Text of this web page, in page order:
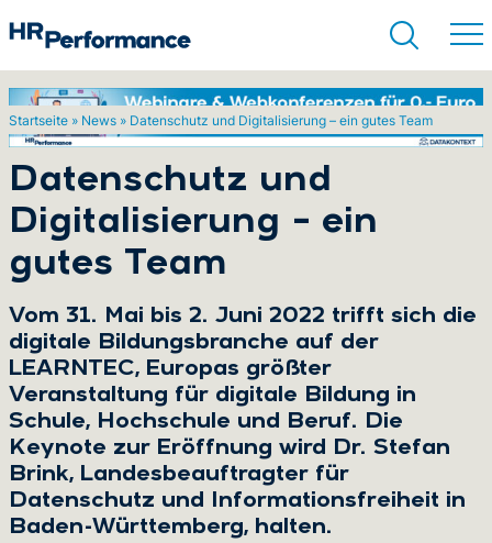
Startseite » News » Datenschutz und Digitalisierung – ein gutes Team
Datenschutz und
Digitalisierung – ein
gutes Team
Vom 31. Mai bis 2. Juni 2022 trifft sich die
digitale Bildungsbranche auf der
LEARNTEC, Europas größter
Veranstaltung für digitale Bildung in
Schule, Hochschule und Beruf. Die
Keynote zur Eröffnung wird Dr. Stefan
Brink, Landesbeauftragter für
Datenschutz und Informationsfreiheit in
Baden-Württemberg, halten.